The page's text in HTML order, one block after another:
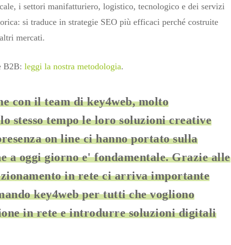
i settori manifatturiero, logistico, tecnologico e dei servizi
si traduce in strategie SEO più efficaci perché costruite
mercati.
B2B:leggi la nostra metodologia.
con il team di key4web, molto
stesso tempo le loro soluzioni creative
on line ci hanno portato sulla
a oggi giorno e' fondamentale. Grazie alle
in rete ci arriva importante
key4web per tutti che vogliono
in rete e introdurre soluzioni digitali